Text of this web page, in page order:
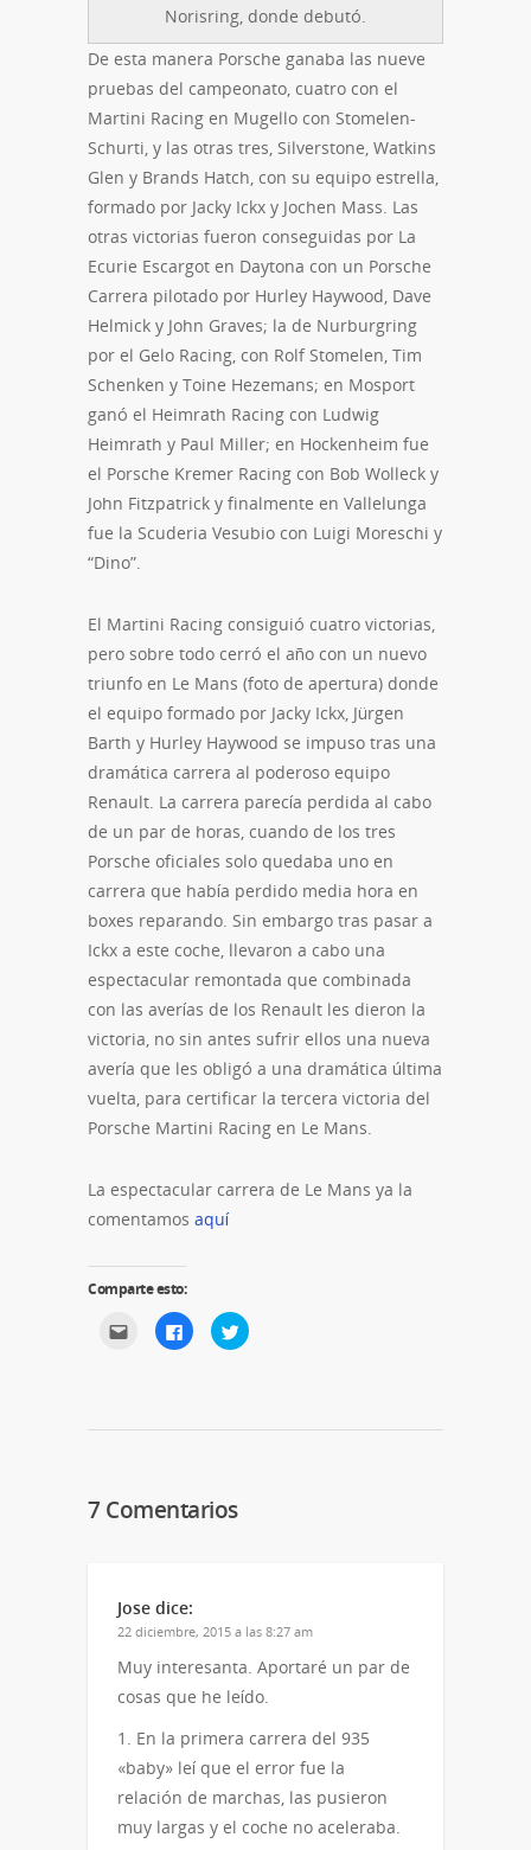
Norisring, donde debutó.
De esta manera Porsche ganaba las nueve
pruebas del campeonato, cuatro con el
Martini Racing en Mugello con Stomelen-
Schurti, y las otras tres, Silverstone, Watkins
Glen y Brands Hatch, con su equipo estrella,
formado por Jacky Ickx y Jochen Mass. Las
otras victorias fueron conseguidas por La
Ecurie Escargot en Daytona con un Porsche
Carrera pilotado por Hurley Haywood, Dave
Helmick y John Graves; la de Nurburgring
por el Gelo Racing, con Rolf Stomelen, Tim
Schenken y Toine Hezemans; en Mosport
ganó el Heimrath Racing con Ludwig
Heimrath y Paul Miller; en Hockenheim fue
el Porsche Kremer Racing con Bob Wolleck y
John Fitzpatrick y finalmente en Vallelunga
fue la Scuderia Vesubio con Luigi Moreschi y
“Dino”.
El Martini Racing consiguió cuatro victorias,
pero sobre todo cerró el año con un nuevo
triunfo en Le Mans (foto de apertura) donde
el equipo formado por Jacky Ickx, Jürgen
Barth y Hurley Haywood se impuso tras una
dramática carrera al poderoso equipo
Renault. La carrera parecía perdida al cabo
de un par de horas, cuando de los tres
Porsche oficiales solo quedaba uno en
carrera que había perdido media hora en
boxes reparando. Sin embargo tras pasar a
Ickx a este coche, llevaron a cabo una
espectacular remontada que combinada
con las averías de los Renault les dieron la
victoria, no sin antes sufrir ellos una nueva
avería que les obligó a una dramática última
vuelta, para certificar la tercera victoria del
Porsche Martini Racing en Le Mans.
La espectacular carrera de Le Mans ya la
comentamos aquí
Comparte esto:
a
una
Haz
clic
abre
Haz
clic
abre
7 Comentarios
Jose dice:
22 diciembre, 2015 a las 8:27 am
Muy interesanta. Aportaré un par de
cosas que he leído.
1. En la primera carrera del 935
«baby» leí que el error fue la
relación de marchas, las pusieron
muy largas y el coche no aceleraba.